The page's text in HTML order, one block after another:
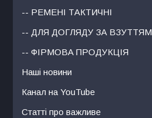
-- РЕМЕНІ ТАКТИЧНІ
-- ДЛЯ ДОГЛЯДУ ЗА ВЗУТТЯМ
-- ФІРМОВА ПРОДУКЦІЯ
Наші новини
Канал на YouTube
Статті про важливе